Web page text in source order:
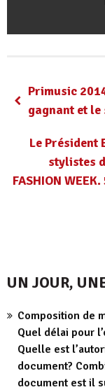
Primusic
gagnant et
Le Président
stylistes
FASHION
UN JOUR,
Composition de
Quel délai pour
Quelle est
document?
document est il